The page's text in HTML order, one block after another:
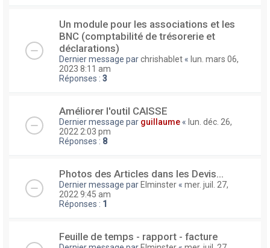
Un module pour les associations et les
BNC (comptabilité de trésorerie et
déclarations)
Dernier message parchrishablet « lun. mars 06,
2023 8:11 am
Réponses : 3
Améliorer l'outil CAISSE
Dernier message par guillaume « lun. déc. 26,
2022 2:03 pm
Réponses : 8
Photos des Articles dans les Devis...
Dernier message parElminster « mer. juil. 27,
2022 9:45 am
Réponses : 1
Feuille de temps - rapport - facture